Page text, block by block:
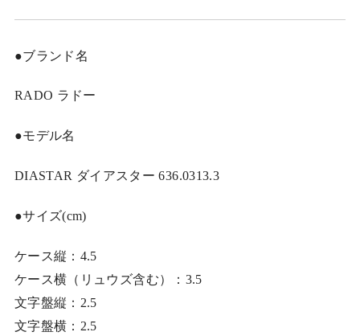
●ブランド名
RADO ラドー
●モデル名
DIASTAR ダイアスター 636.0313.3
●サイズ(cm)
ケース縦：4.5
ケース横（リュウズ含む）：3.5
文字盤縦：2.5
文字盤横：2.5